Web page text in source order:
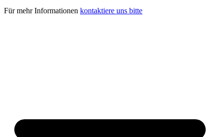
Für mehr Informationen kontaktiere uns bitte